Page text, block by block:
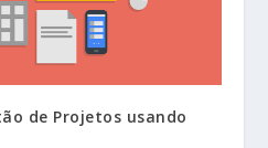
de Projetos usando